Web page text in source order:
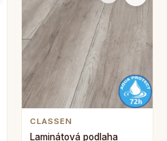
CLASSEN
Laminátová podlaha